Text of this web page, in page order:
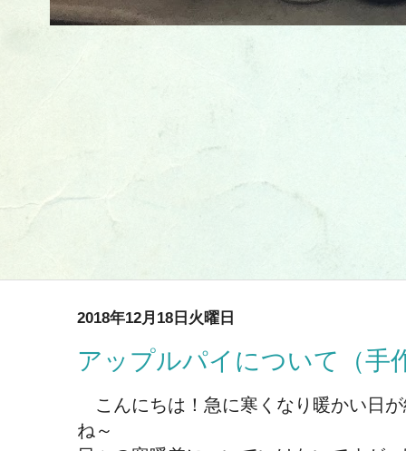
2018年12月18日火曜日
アップルパイについて（手
こんにちは！急に寒くなり暖かい日
ね～